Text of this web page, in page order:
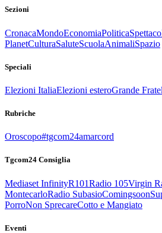
Sezioni
CronacaMondoEconomiaPolitica
PlanetCulturaSaluteScuolaAnimaliSpazio
Speciali
Elezioni ItaliaElezioni esteroGrande
Rubriche
Oroscopo#tgcom24amarcord
Tgcom24 Consiglia
Mediaset InfinityR101Radio 105Virgin
MontecarloRadio SubasioComingsoon
PorroNon SprecareCotto e Mangiato
Eventi